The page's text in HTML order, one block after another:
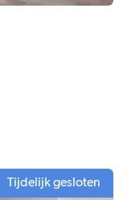
Tijdelijk gesloten